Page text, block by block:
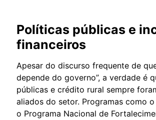
Políticas públicas e
financeiros
Apesar do discurso frequente de
depende do governo”, a verdade é
públicas e crédito rural sempre
aliados do setor. Programas como
o Programa Nacional de